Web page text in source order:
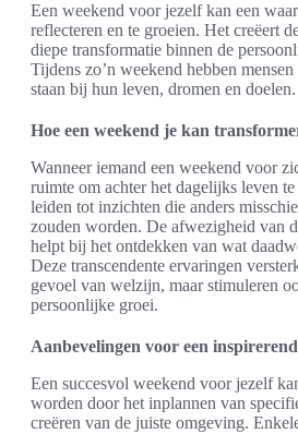
Een weekend voor jezelf kan een
reflecteren en te groeien. Het creëert
diepe transformatie binnen de
Tijdens zo’n weekend hebben
staan bij hun leven, dromen en doelen.
Hoe een weekend je kan
Wanneer iemand een weekend voor
ruimte om achter het dagelijks leven
leiden tot inzichten die anders
zouden worden. De afwezigheid van
helpt bij het ontdekken van wat
Deze transcendente ervaringen
gevoel van welzijn, maar stimuleren
persoonlijke groei.
Aanbevelingen voor een
Een succesvol weekend voor jezelf
worden door het inplannen van
creëren van de juiste omgeving.